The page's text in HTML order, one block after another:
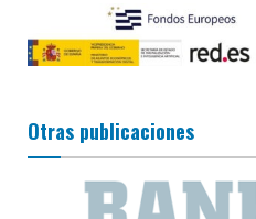
Otras publicaciones